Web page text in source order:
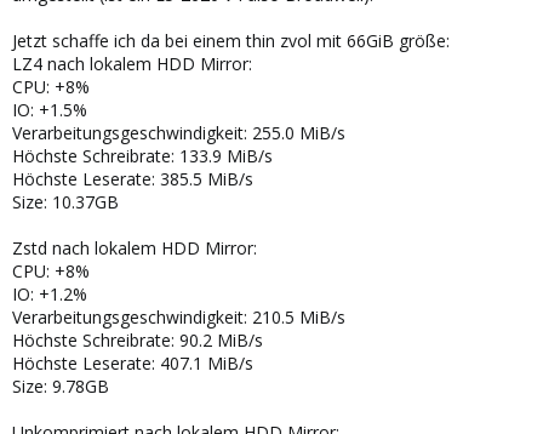
Jetzt schaffe ich da bei einem thin zvol mit 66GiB größe:
LZ4 nach lokalem HDD Mirror:
CPU: +8%
IO: +1.5%
Verarbeitungsgeschwindigkeit: 255.0 MiB/s
Höchste Schreibrate: 133.9 MiB/s
Höchste Leserate: 385.5 MiB/s
Size: 10.37GB
Zstd nach lokalem HDD Mirror:
CPU: +8%
IO: +1.2%
Verarbeitungsgeschwindigkeit: 210.5 MiB/s
Höchste Schreibrate: 90.2 MiB/s
Höchste Leserate: 407.1 MiB/s
Size: 9.78GB